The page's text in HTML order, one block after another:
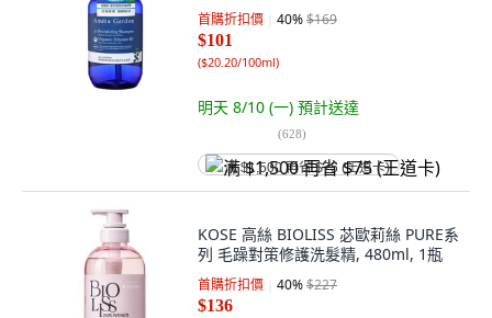
首購折扣價 40%$169
$101
($20.20/100ml)
明天 8/10 (一) 預計送達
(628)
满 $1,500 再省 $75 (王道卡)
KOSE 高絲 BIOLISS 苾歐莉絲 PURE系
列 毛躁對策修護洗髮精, 480ml, 1瓶
首購折扣價 40%$227
$136